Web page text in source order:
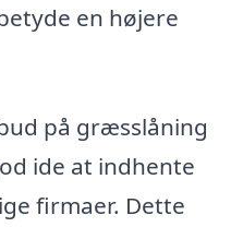
en højere
på græsslåning
ide at indhente
firmaer. Dette